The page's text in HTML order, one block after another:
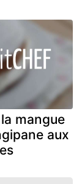
mangue
aux